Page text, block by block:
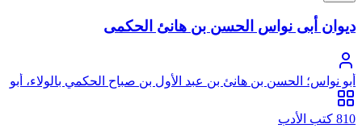
ديوان أبى نواس الحسن بن هانئ الحكمى
أبو نواس؛ الحسن بن هانئ بن عبد الأول بن صباح الحكمي بالولاء، أبو
نواس
810 كتب الأدب